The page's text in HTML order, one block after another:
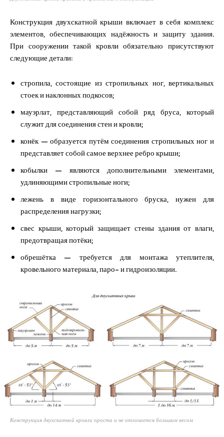
Конструкция двухскатной крыши включает в себя комплекс
элементов, обеспечивающих надёжность и защиту здания.
При сооружении такой кровли обязательно присутствуют
следующие детали:
стропила, состоящие из стропильных ног, вертикальных
стоек и наклонных подкосов;
мауэрлат, представляющий собой ряд бруса, который
служит для соединения стен и кровли;
конёк — образуется путём соединения стропильных ног и
представляет собой самое верхнее ребро крыши;
кобылки — являются дополнительными элементами,
удлиняющими стропильные ноги;
лежень в виде горизонтального бруска, нужен для
распределения нагрузки;
свес крыши, который защищает стены здания от влаги,
предотвращая потёки;
обрешётка — требуется для монтажа утеплителя,
кровельного материала, паро- и гидроизоляции.
Конструкция двухскатной кровли проста и не отличается большим весом